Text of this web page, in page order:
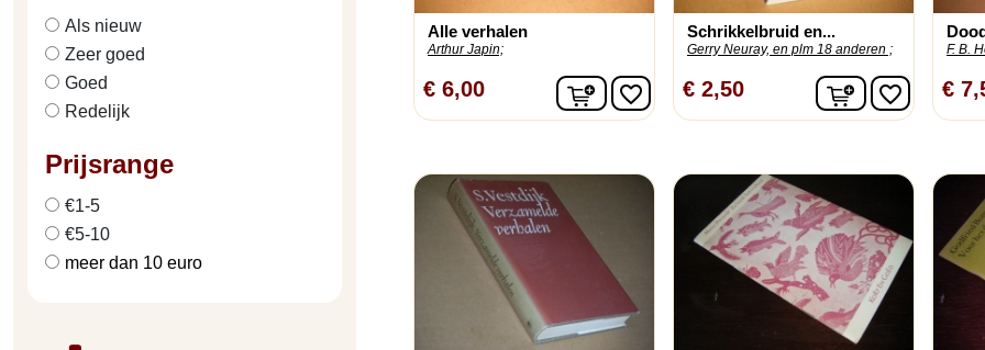
Als nieuw
Zeer goed
Goed
Redelijk
Prijsrange
€1-5
€5-10
meer dan 10 euro
Alle verhalen
Arthur Japin;
€ 6,00 In winkelwagen
favorite_border
Schrikkelbruid en...
Gerry Neuray, en plm 18 anderen ;
€ 2,50 Infavorite_border
F. B.
€